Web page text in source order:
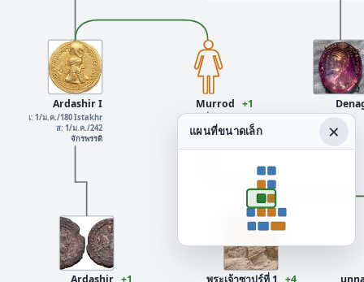
Murrod +1
Ardashir I
เ: 1/ม.ค./180 Istakhr
ส: 1/ม.ค./242
จักรพรรดิ
พระเจ้าซาปูร์ที่ 1
แผนที่ขนาดเล็ก ×